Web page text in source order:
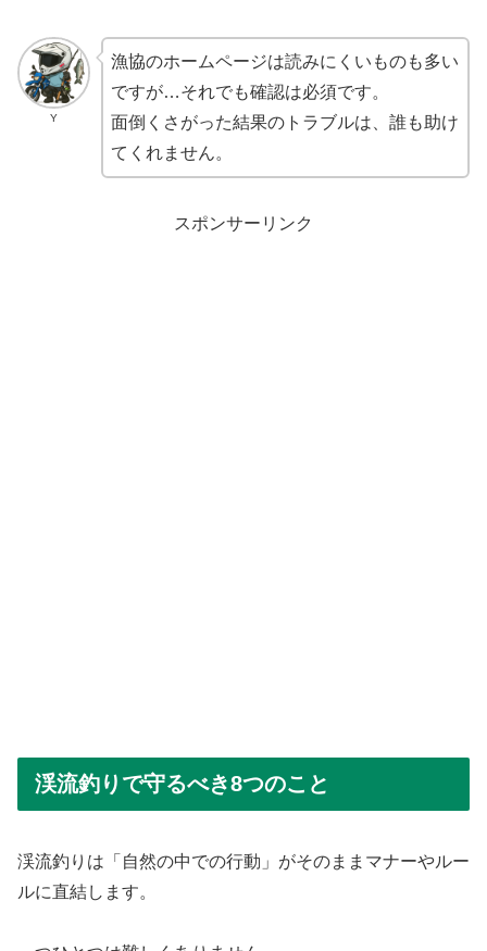
Y
漁協のホームページは読みにくいものも多い
ですが…それでも確認は必須です。
面倒くさがった結果のトラブルは、誰も助け
てくれません。
スポンサーリンク
渓流釣りで守るべき8つのこと
渓流釣りは「自然の中での行動」がそのままマナーやルー
ルに直結します。